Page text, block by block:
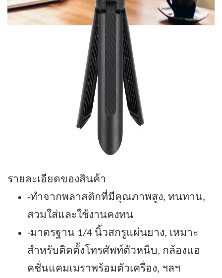
รายละเอียดของสินค้า
-ทำจากพลาสติกที่มีคุณภาพสูง, ทนทาน,
สวมใส่และใช้งานคงทน
-มาตรฐาน 1/4 นิ้วสกรูแผ่นยาง, เหมาะ
สำหรับติดตั้งโทรศัพท์ตัวหนีบ, กล้องแอ
คชั่นแคมเมราพร้อมตัวเครื่อง, ฯลฯ